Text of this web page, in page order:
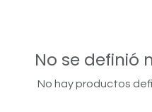
No se definió
No hay productos